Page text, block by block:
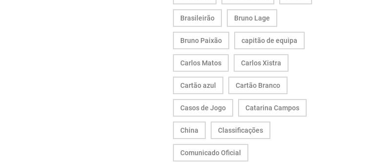
Brasileirão Bruno Lage
Bruno Paixão capitão de equipa
Carlos Matos Carlos Xistra
Cartão azul Cartão Branco
Casos de Jogo Catarina Campos
China Classificações
Comunicado Oficial